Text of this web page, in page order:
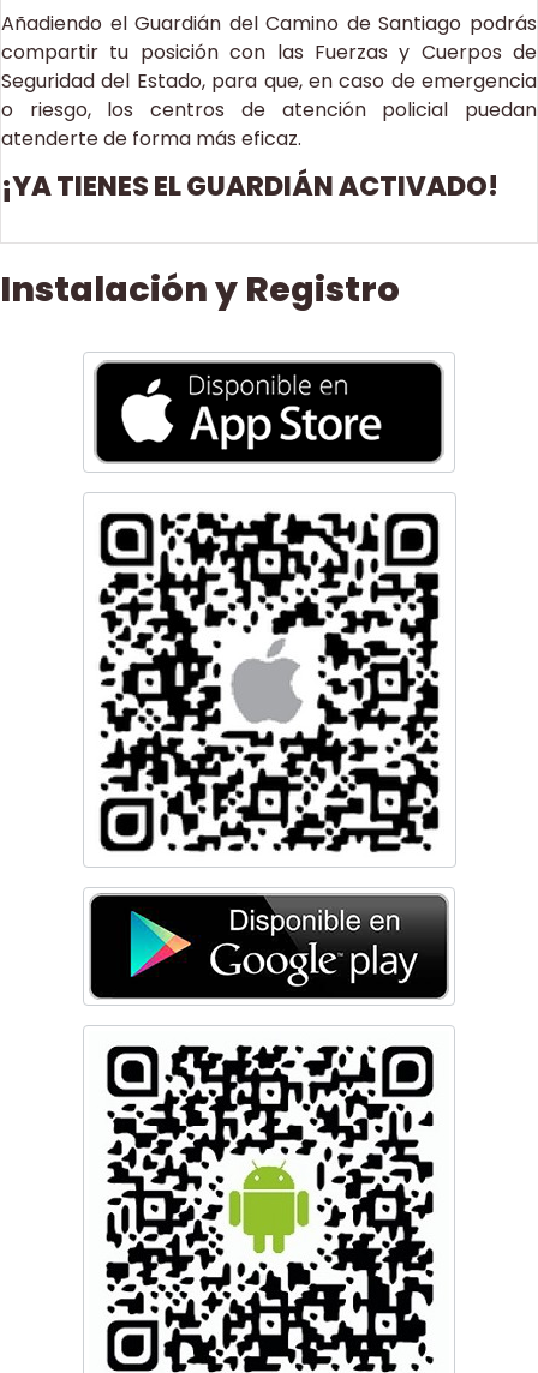
Añadiendo el Guardián del Camino de Santiago podrás
compartir tu posición con las Fuerzas y Cuerpos de
Seguridad del Estado, para que, en caso de emergencia
o riesgo, los centros de atención policial puedan
atenderte de forma más eficaz.
¡YA TIENES EL GUARDIÁN ACTIVADO!
Instalación y Registro